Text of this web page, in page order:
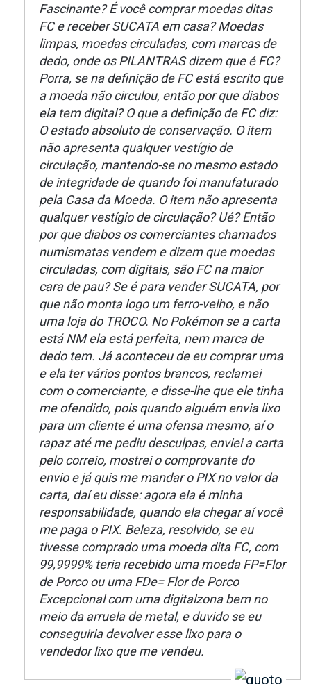
Fascinante? É você comprar moedas ditas
FC e receber SUCATA em casa? Moedas
limpas, moedas circuladas, com marcas de
dedo, onde os PILANTRAS dizem que é FC?
Porra, se na definição de FC está escrito que
a moeda não circulou, então por que diabos
ela tem digital? O que a definição de FC diz:
O estado absoluto de conservação. O item
não apresenta qualquer vestígio de
circulação, mantendo-se no mesmo estado
de integridade de quando foi manufaturado
pela Casa da Moeda. O item não apresenta
qualquer vestígio de circulação? Ué? Então
por que diabos os comerciantes chamados
numismatas vendem e dizem que moedas
circuladas, com digitais, são FC na maior
cara de pau? Se é para vender SUCATA, por
que não monta logo um ferro-velho, e não
uma loja do TROCO. No Pokémon se a carta
está NM ela está perfeita, nem marca de
dedo tem. Já aconteceu de eu comprar uma
e ela ter vários pontos brancos, reclamei
com o comerciante, e disse-lhe que ele tinha
me ofendido, pois quando alguém envia lixo
para um cliente é uma ofensa mesmo, aí o
rapaz até me pediu desculpas, enviei a carta
pelo correio, mostrei o comprovante do
envio e já quis me mandar o PIX no valor da
carta, daí eu disse: agora ela é minha
responsabilidade, quando ela chegar aí você
me paga o PIX. Beleza, resolvido, se eu
tivesse comprado uma moeda dita FC, com
99,9999% teria recebido uma moeda FP=Flor
de Porco ou uma FDe= Flor de Porco
Excepcional com uma digitalzona bem no
meio da arruela de metal, e duvido se eu
conseguiria devolver esse lixo para o
vendedor lixo que me vendeu.